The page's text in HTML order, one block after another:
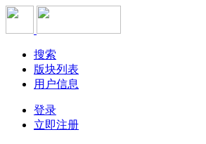
搜索
版块列表
用户信息
登录
立即注册